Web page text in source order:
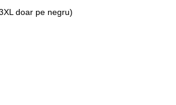
doar pe negru)